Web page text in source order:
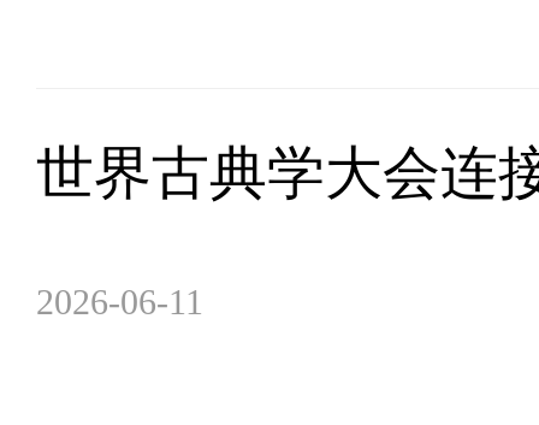
世界古典学大会连
2026-06-11